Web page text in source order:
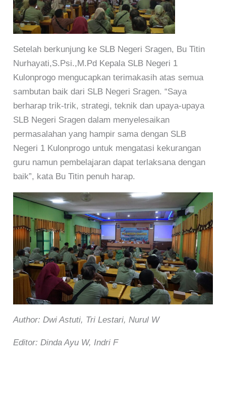
Setelah berkunjung ke SLB Negeri Sragen, Bu Titin
Nurhayati,S.Psi.,M.Pd Kepala SLB Negeri 1
Kulonprogo mengucapkan terimakasih atas semua
sambutan baik dari SLB Negeri Sragen. “Saya
berharap trik-trik, strategi, teknik dan upaya-upaya
SLB Negeri Sragen dalam menyelesaikan
permasalahan yang hampir sama dengan SLB
Negeri 1 Kulonprogo untuk mengatasi kekurangan
guru namun pembelajaran dapat terlaksana dengan
baik”, kata Bu Titin penuh harap.
Author: Dwi Astuti, Tri Lestari, Nurul W
Editor: Dinda Ayu W, Indri F